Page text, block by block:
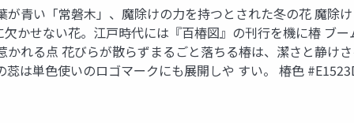
青い「常磐木」、魔除けの力を持つとされた冬の花 魔除
かせない花。江戸時代には『百椿図』の刊行を機に椿 ブ
れる点 花びらが散らずまるごと落ちる椿は、潔さと静け
は単色使いのロゴマークにも展開しや すい。 椿色